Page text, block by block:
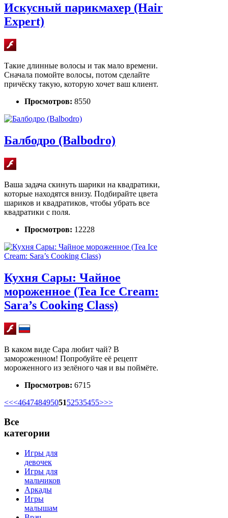
Искусный парикмахер (Hair
Expert)
Такие длинные волосы и так мало времени.
Сначала помойте волосы, потом сделайте
причёску такую, которую хочет ваш клиент.
Просмотров: 8550
Балбодро (Balbodro)
Ваша задача скинуть шарики на квадратики,
которые находятся внизу. Подбирайте цвета
шариков и квадратиков, чтобы убрать все
квадратики с поля.
Просмотров: 12228
Кухня Сары: Чайное
мороженное (Tea Ice Cream:
Sara’s Cooking Class)
В каком виде Сара любит чай? В
замороженном! Попробуйте её рецепт
мороженного из зелёного чая и вы поймёте.
Просмотров: 6715
<<<46474849505152535455>>>
Все
категории
Игры для
девочек
Игры для
мальчиков
Аркады
Игры
малышам